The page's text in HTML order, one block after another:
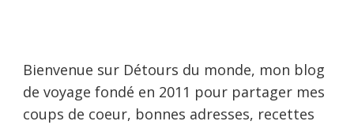
Bienvenue sur Détours du monde, mon blog
de voyage fondé en 2011 pour partager mes
coups de coeur, bonnes adresses, recettes